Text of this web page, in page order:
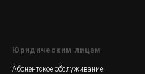
Юридическим лицам
Абонентское обслуживание